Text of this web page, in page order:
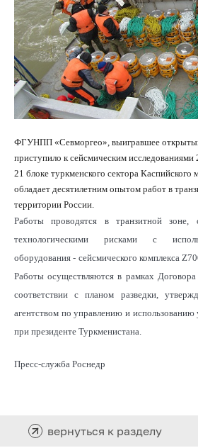
ФГУНПП «Севморгео», выигравшее
приступило к сейсмическим
21 блоке туркменского сектора Каспийского
обладает десятилетним опытом работ в
территории России.
Работы проводятся в транзитной зоне,
технологическими рисками с
оборудования - сейсмического комплекса
Работы осуществляются в рамках
соответствии с планом разведки,
агентством по управлению и
при президенте Туркменистана.
Пресс-служба Роснедр
вернуться к разделу